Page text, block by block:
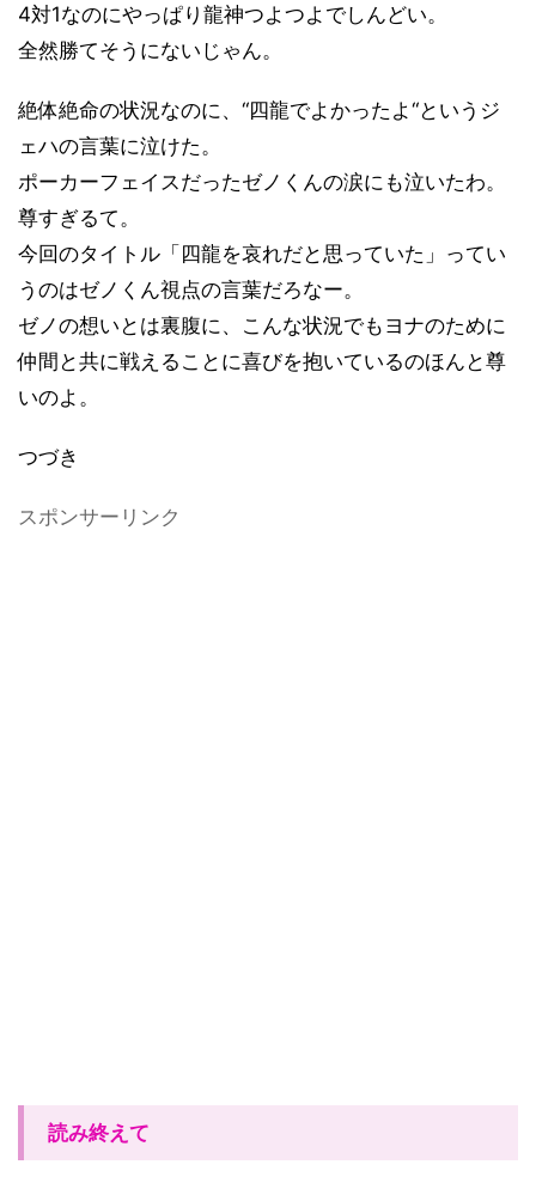
4対1なのにやっぱり龍神つよつよでしんどい。
全然勝てそうにないじゃん。
絶体絶命の状況なのに、“四龍でよかったよ“というジ
ェハの言葉に泣けた。
ポーカーフェイスだったゼノくんの涙にも泣いたわ。
尊すぎるて。
今回のタイトル「四龍を哀れだと思っていた」ってい
うのはゼノくん視点の言葉だろなー。
ゼノの想いとは裏腹に、こんな状況でもヨナのために
仲間と共に戦えることに喜びを抱いているのほんと尊
いのよ。
つづき
スポンサーリンク
読み終えて